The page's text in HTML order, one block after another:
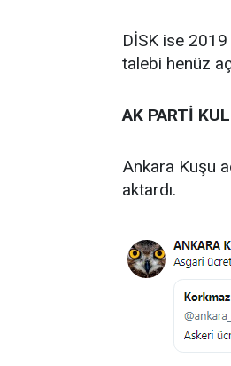
DİSK ise 2019
talebi henüz
AK PARTİ
Ankara Kuşu
aktardı.